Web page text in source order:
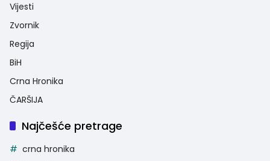
Vijesti
Zvornik
Regija
BiH
Crna Hronika
ČARŠIJA
Najčešće pretrage
crna hronika